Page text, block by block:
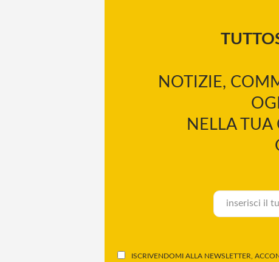
NOTIZIE,
NELLA TUA
ISCRIVENDOMI ALLA NEWSLETTER,